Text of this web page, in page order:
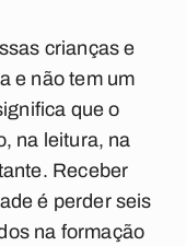
crianças e
e não tem um
que o
na leitura, na
Receber
é perder seis
na formação